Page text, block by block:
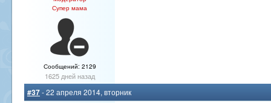
Супер мама
Сообщений: 2129
1625 дней назад
#37- 22 апреля 2014, вторник